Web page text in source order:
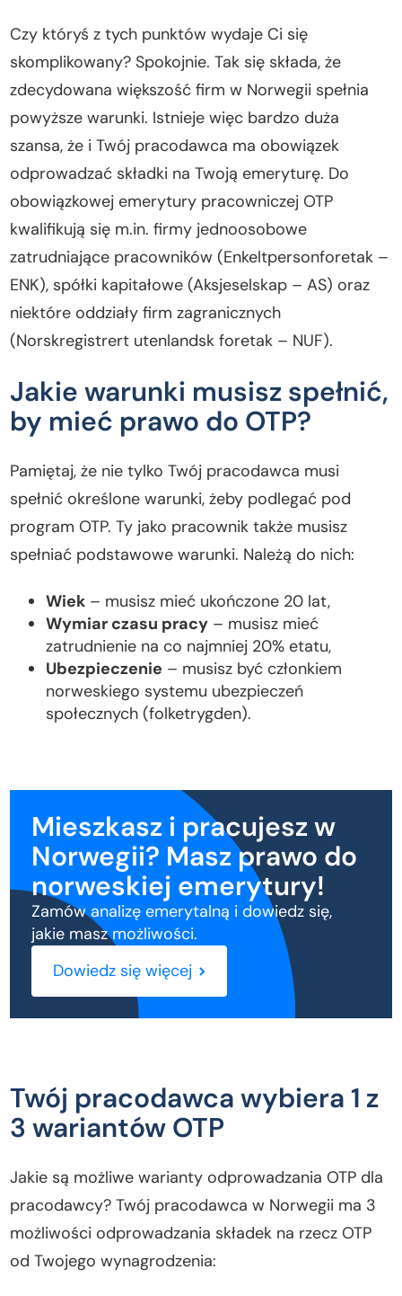
Czy któryś z tych punktów wydaje Ci się
skomplikowany? Spokojnie. Tak się składa, że
zdecydowana większość firm w Norwegii spełnia
powyższe warunki. Istnieje więc bardzo duża
szansa, że i Twój pracodawca ma obowiązek
odprowadzać składki na Twoją emeryturę. Do
obowiązkowej emerytury pracowniczej OTP
kwalifikują się m.in. firmy jednoosobowe
zatrudniające pracowników (Enkeltpersonforetak –
ENK), spółki kapitałowe (Aksjeselskap – AS) oraz
niektóre oddziały firm zagranicznych
(Norskregistrert utenlandsk foretak – NUF).
Jakie warunki musisz spełnić,
by mieć prawo do OTP?
Pamiętaj, że nie tylko Twój pracodawca musi
spełnić określone warunki, żeby podlegać pod
program OTP. Ty jako pracownik także musisz
spełniać podstawowe warunki. Należą do nich:
Wiek – musisz mieć ukończone 20 lat,
Wymiar czasu pracy – musisz mieć
zatrudnienie na co najmniej 20% etatu,
Ubezpieczenie – musisz być członkiem
norweskiego systemu ubezpieczeń
społecznych (folketrygden).
Mieszkasz i pracujesz w
Norwegii? Masz prawo do
norweskiej emerytury!
Zamów analizę emerytalną i dowiedz się,
jakie masz możliwości.
Dowiedz się więcej
Twój pracodawca wybiera 1 z
3 wariantów OTP
Jakie są możliwe warianty odprowadzania OTP dla
pracodawcy? Twój pracodawca w Norwegii ma 3
możliwości odprowadzania składek na rzecz OTP
od Twojego wynagrodzenia: